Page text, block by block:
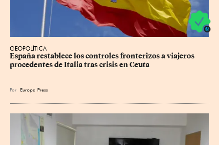
GEOPOLÍTICA
España restablece los controles fronterizos a viajeros
procedentes de Italia tras crisis en Ceuta
Por Europa Press